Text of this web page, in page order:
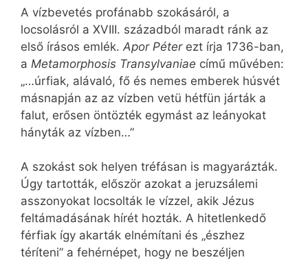
A vízbevetés profánabb szokásáról, a
locsolásról a XVIII. századból maradt ránk az
első írásos emlék. Apor Péter ezt írja 1736-ban,
a Metamorphosis Transylvaniae című művében:
„…úrfiak, alávaló, fő és nemes emberek húsvét
másnapján az az vízben vetü hétfün járták a
falut, erősen öntözték egymást az leányokat
hányták az vízben…”
A szokást sok helyen tréfásan is magyarázták.
Úgy tartották, először azokat a jeruzsálemi
asszonyokat locsolták le vízzel, akik Jézus
feltámadásának hírét hozták. A hitetlenkedő
férfiak így akarták elnémítani és „észhez
téríteni” a fehérnépet, hogy ne beszéljen